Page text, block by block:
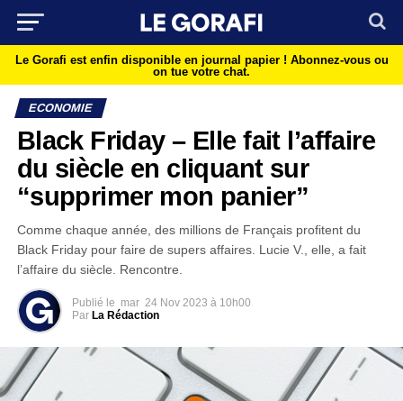
Le Gorafi est enfin disponible en journal papier ! Abonnez-vous ou
on tue votre chat.
ECONOMIE
Black Friday – Elle fait l’affaire
du siècle en cliquant sur
“supprimer mon panier”
Comme chaque année, des millions de Français profitent du
Black Friday pour faire de supers affaires. Lucie V., elle, a fait
l’affaire du siècle. Rencontre.
Publié le mar 24 Nov 2023 à 10h00
Par La Rédaction